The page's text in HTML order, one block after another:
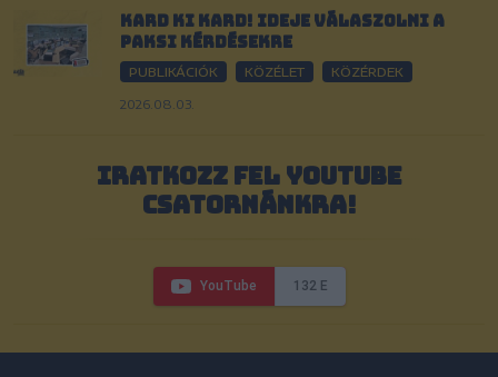
Kard ki kard! Ideje válaszolni a
paksi kérdésekre
PUBLIKÁCIÓK KÖZÉLET KÖZÉRDEK
2026.08.03.
IRATKOZZ FEL YOUTUBE
CSATORNÁNKRA!
YouTube 132 E